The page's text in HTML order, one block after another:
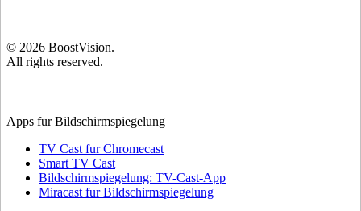
© 2026 BoostVision.
All rights reserved.
Apps fur Bildschirmspiegelung
TV Cast fur Chromecast
Smart TV Cast
Bildschirmspiegelung: TV-Cast-App
Miracast fur Bildschirmspiegelung